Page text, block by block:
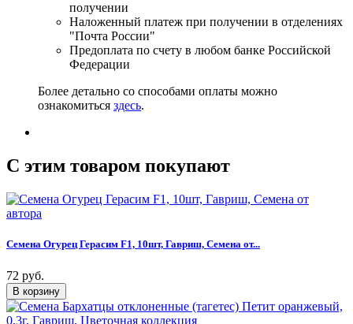
получении
Наложенный платеж при получении в отделениях
"Почта России"
Предоплата по счету в любом банке Российской
Федерации
Более детально со способами оплаты можно
ознакомиться здесь.
C этим товаром покупают
Семена Огурец Герасим F1, 10шт, Гавриш, Семена от...
72 руб.